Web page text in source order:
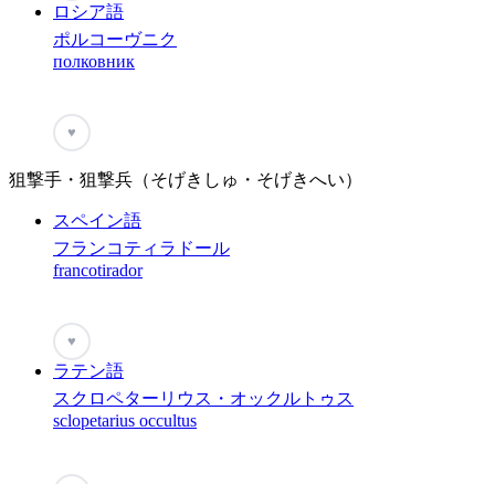
ロシア語
ポルコーヴニク
полковник
♥
狙撃手・狙撃兵（そげきしゅ・そげきへい）
スペイン語
フランコティラドール
francotirador
♥
ラテン語
スクロペターリウス・オックルトゥス
sclopetarius occultus